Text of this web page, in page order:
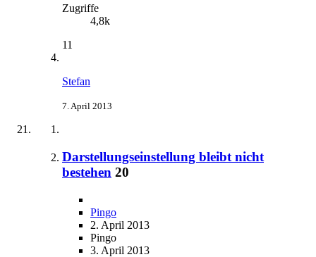
Zugriffe
4,8k
11
Stefan
7. April 2013
Darstellungseinstellung bleibt nicht
bestehen 20
Pingo
2. April 2013
Pingo
3. April 2013